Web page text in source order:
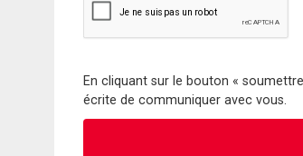
En cliquant sur le bouton «
écrite de communiquer avec vous.